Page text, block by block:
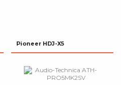
Pioneer HDJ-X5